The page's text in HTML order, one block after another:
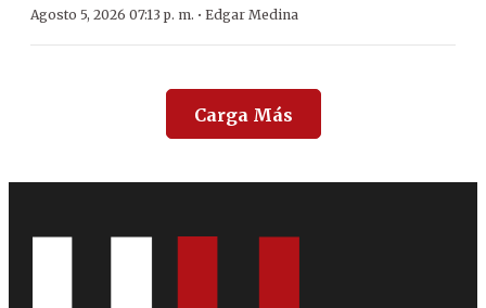
Agosto 5, 2026 07:13 p. m. · Edgar Medina
Carga Más